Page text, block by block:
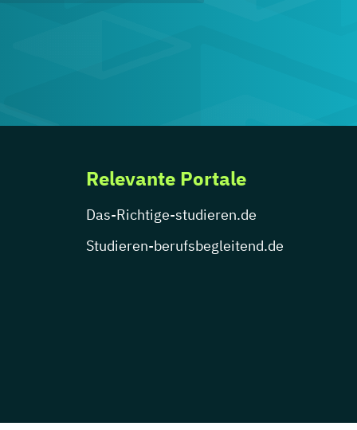
Relevante Portale
Das-Richtige-studieren.de
Studieren-berufsbegleitend.de